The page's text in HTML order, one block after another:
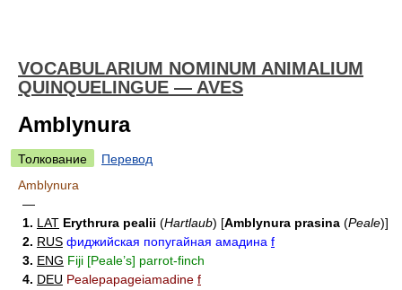
VOCABULARIUM NOMINUM ANIMALIUM
QUINQUELINGUE — AVES
Amblynura
Толкование
Перевод
Amblynura
—
1. LAT Erythrura pealii (Hartlaub) [Amblynura prasina (Peale)]
2. RUS фиджийская попугайная амадина f
3. ENG Fiji [Peale’s] parrot-finch
4. DEU Pealepapageiamadine f